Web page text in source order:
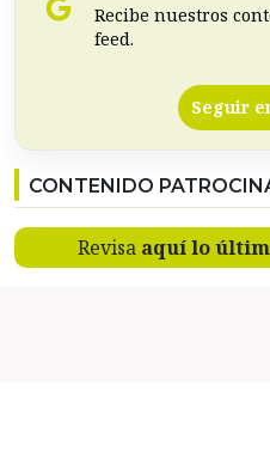
Recibe nuestros
feed.
Seguir
CONTENIDO
Revisa aquí lo